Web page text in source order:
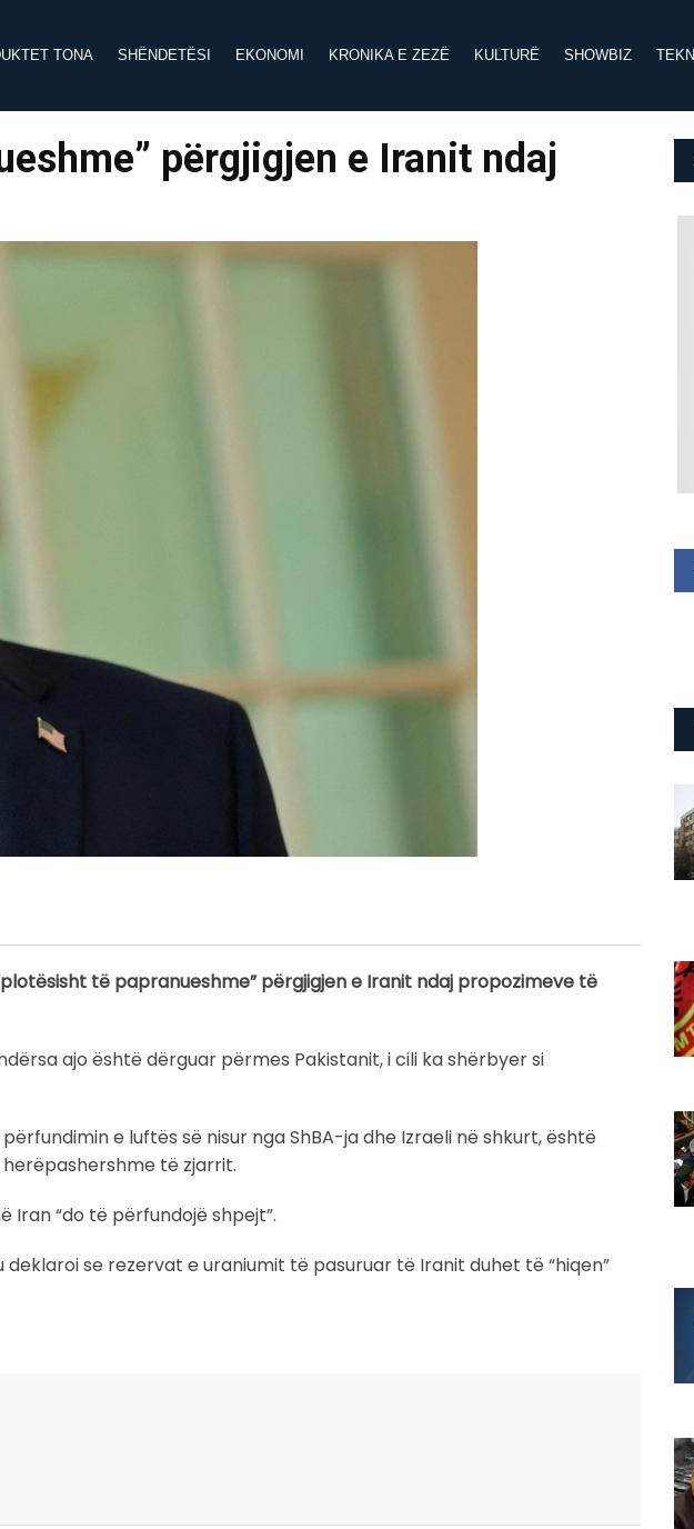
TONA SHËNDETËSI EKONOMI KRONIKA E ZEZË KULTURË SHOWBIZ
përgjigjen e Iranit ndaj
të papranueshme” përgjigjen e Iranit ndaj propozimeve të
ajo është dërguar përmes Pakistanit, i cili ka shërbyer si
e luftës së nisur nga ShBA-ja dhe Izraeli në shkurt, është
të zjarrit.
Iran “do të përfundojë shpejt”.
se rezervat e uraniumit të pasuruar të Iranit duhet të “hiqen”